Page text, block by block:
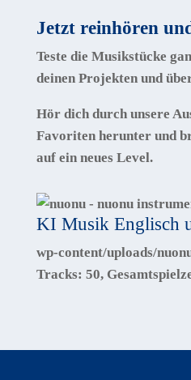
Jetzt reinhören
Teste die Musikstücke
deinen Projekten und
Hör dich durch unsere
Favoriten herunter und
auf ein neues Level.
KI Musik Englisch
wp-content/uploads/
Tracks: 50,